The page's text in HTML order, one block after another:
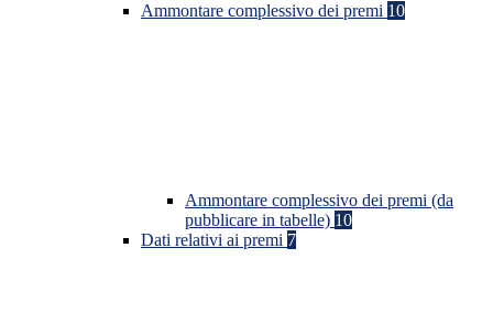
Ammontare complessivo dei premi 10
Ammontare complessivo dei premi (da
pubblicare in tabelle) 10
Dati relativi ai premi 7